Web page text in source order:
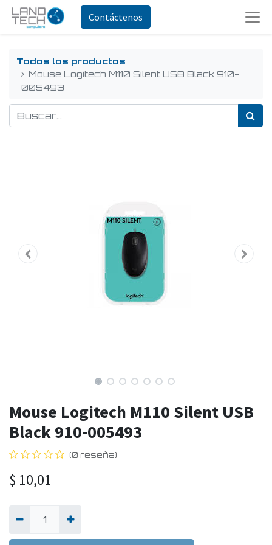
Contáctenos
Todos los productos
Mouse Logitech M110 Silent USB Black 910-
005493
Mouse Logitech M110 Silent USB
Black 910-005493
(0 reseña)
$ 10,01